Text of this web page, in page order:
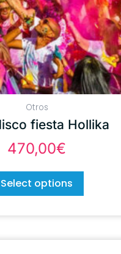
Otros
fiesta Hollika
470,00€
Select options